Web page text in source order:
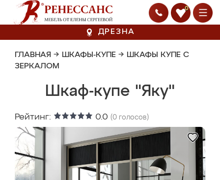
0
ДРЕЗНА
ГЛАВНАЯ → ШКАФЫ-КУПЕ → ШКАФЫ КУПЕ С
ЗЕРКАЛОМ
Шкаф-купе "Яку"
Рейтинг: 0.0 (0 голосов)